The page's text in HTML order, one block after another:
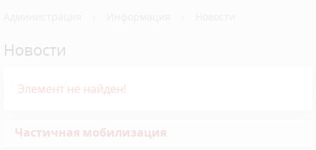
Новости
Элемент не найден!
Частичная мобилизация